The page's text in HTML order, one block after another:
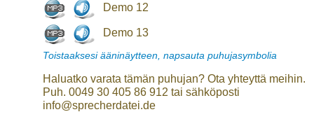
Demo 12
Demo 13
Toistaaksesi ääninäytteen, napsauta puhujasymbolia
Haluatko varata tämän puhujan? Ota yhteyttä meihin.
Puh. 0049 30 405 86 912 tai sähköposti
info@sprecherdatei.de